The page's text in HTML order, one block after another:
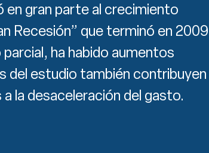
en gran parte al crecimiento
Recesión” que terminó en 2009
ha habido aumentos
del estudio también contribuyen
la desaceleración del gasto.